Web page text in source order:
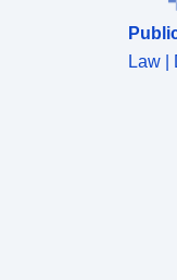
Law |